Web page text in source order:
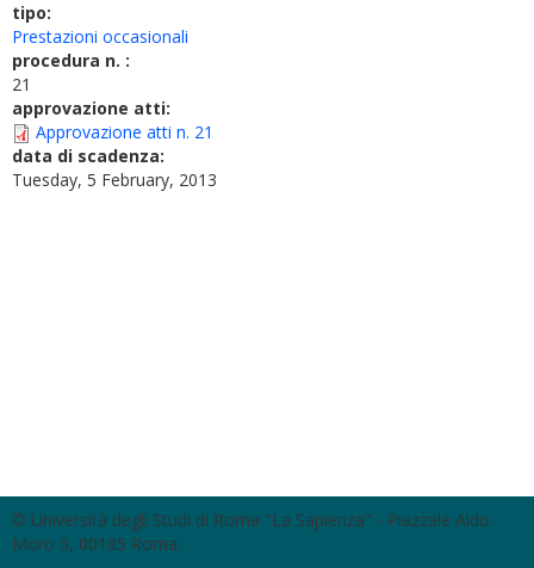
tipo:
Prestazioni occasionali
procedura n. :
21
approvazione atti:
Approvazione atti n. 21
data di scadenza:
Tuesday, 5 February, 2013
© Università degli Studi di Roma "La Sapienza" - Piazzale Aldo
Moro 5, 00185 Roma